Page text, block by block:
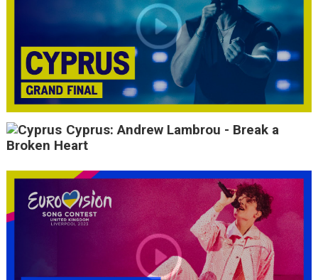
Cyprus: Andrew Lambrou - Break a
Broken Heart